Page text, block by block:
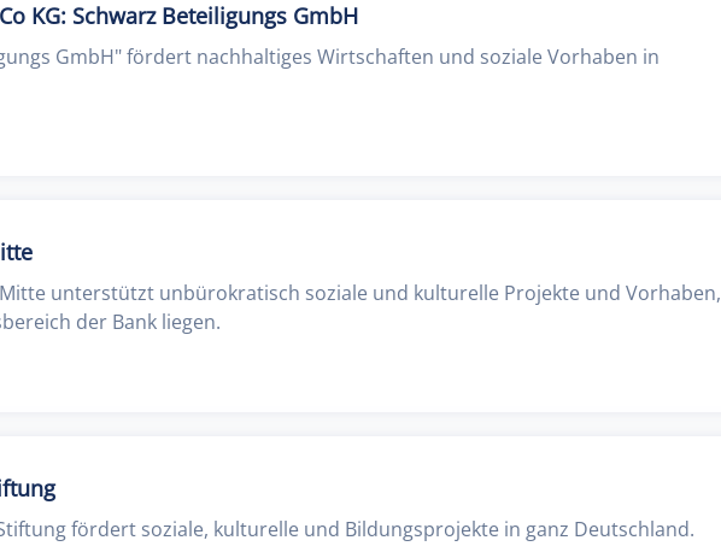
KG: Schwarz Beteiligungs GmbH
GmbH" fördert nachhaltiges Wirtschaften und soziale Vorhaben in
unterstützt unbürokratisch soziale und kulturelle Projekte und Vorhaben,
der Bank liegen.
fördert soziale, kulturelle und Bildungsprojekte in ganz Deutschland.